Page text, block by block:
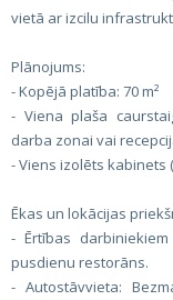
vietā ar izcilu
Plānojums:
- Kopējā platība: 70 m²
- Viena plaša
darba zonai vai
- Viens izolēts
Ēkas un lokācijas
- Ērtības
pusdienu restorāns.
- Autostāvvieta: